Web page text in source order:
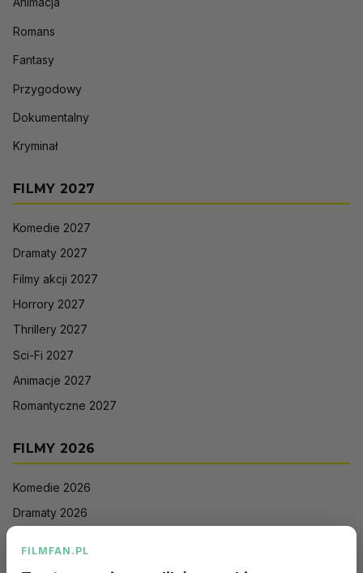
Romans
Fantasy
Przygodowy
Dokumentalny
Kryminał
FILMY 2027
Komedie 2027
Dramaty 2027
Filmy akcji 2027
Horrory 2027
Thrillery 2027
Sci-Fi 2027
Animacje 2027
Romantyczne 2027
FILMY 2026
Komedie 2026
Dramaty 2026
FILMFAN.PL